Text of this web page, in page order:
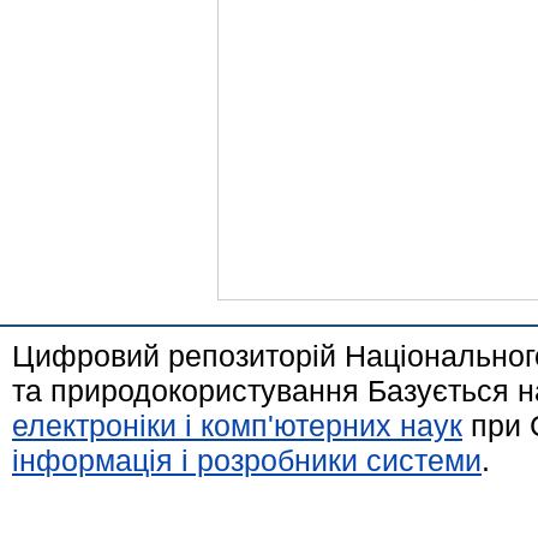
Цифровий репозиторій
та природокористування Базується
електроніки і комп'ютерних наук при
інформація і розробники системи.